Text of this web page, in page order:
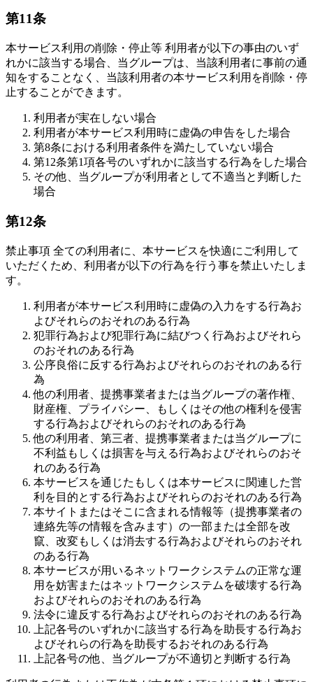
第11条
本サービス利用の削除・停止等 利用者が以下の事由のいず
れかに該当する場合、当グループは、当該利用者に事前の通
知をすることなく、当該利用者の本サービス利用を削除・停
止することができます。
利用者が実在しない場合
利用者が本サービス利用時に虚偽の申告をした場合
第8条における利用者条件を満たしていない場合
第12条第1項各号のいずれかに該当する行為をした場合
その他、当グループが利用者として不適当と判断した
場合
第12条
禁止事項 全ての利用者に、本サービスを快適にご利用して
いただくため、利用者が以下の行為を行う事を禁止いたしま
す。
利用者が本サービス利用時に虚偽の入力をする行為お
よびそれらのおそれのある行為
犯罪行為および犯罪行為に結びつく行為およびそれら
のおそれのある行為
公序良俗に反する行為およびそれらのおそれのある行
為
他の利用者、提携事業者または当グループの著作権、
財産権、プライバシー、もしくはその他の権利を侵害
する行為およびそれらのおそれのある行為
他の利用者、第三者、提携事業者または当グループに
不利益もしくは損害を与える行為およびそれらのおそ
れのある行為
本サービスを通じたもしくは本サービスに関連した営
利を目的とする行為およびそれらのおそれのある行為
本サイトまたはそこに含まれる情報等（提携事業者の
連絡先等の情報を含みます）の一部または全部を改
竄、改変もしくは消去する行為およびそれらのおそれ
のある行為
本サービスが用いるネットワークシステムの正常な運
用を妨害またはネットワークシステムを破壊する行為
およびそれらのおそれのある行為
法令に違反する行為およびそれらのおそれのある行為
上記各号のいずれかに該当する行為を助長する行為お
よびそれらの行為を助長するおそれのある行為
上記各号の他、当グループが不適切と判断する行為